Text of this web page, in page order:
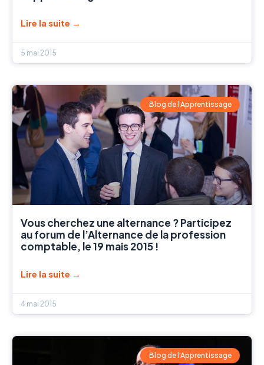
Lire la suite →
5 mai 2015
Blog de l'Apprentissage
Vous cherchez une alternance ? Participez
au forum de l’Alternance de la profession
comptable, le 19 mais 2015 !
Lire la suite →
4 mai 2015
Blog de l'Apprentissage